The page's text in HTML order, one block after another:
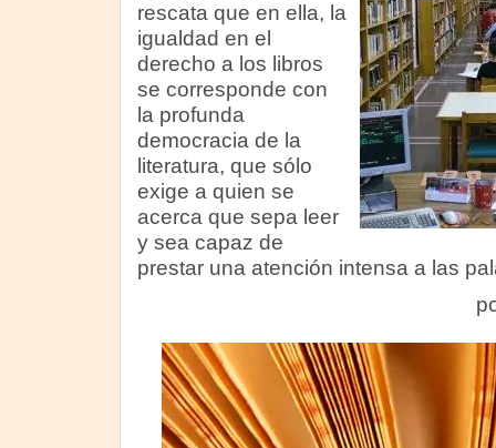
rescata que en ella, la
igualdad en el
derecho a los libros
se corresponde con
la profunda
democracia de la
literatura, que sólo
exige a quien se
acerca que sepa leer
y sea capaz de
prestar una atención intensa a las